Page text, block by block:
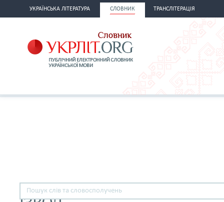
УКРАЇНСЬКА ЛІТЕРАТУРА СЛОВНИК ТРАНСЛІТЕРАЦІЯ